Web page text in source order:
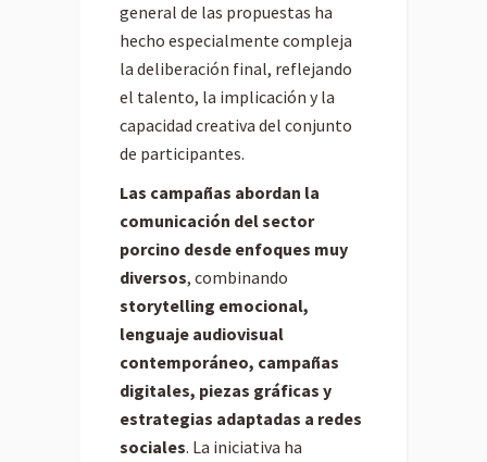
general de las propuestas ha
hecho especialmente compleja
la deliberación final, reflejando
el talento, la implicación y la
capacidad creativa del conjunto
de participantes.
Las campañas abordan la
comunicación del sector
porcino desde enfoques muy
diversos, combinando
storytelling emocional,
lenguaje audiovisual
contemporáneo, campañas
digitales, piezas gráficas y
estrategias adaptadas a redes
sociales. La iniciativa ha